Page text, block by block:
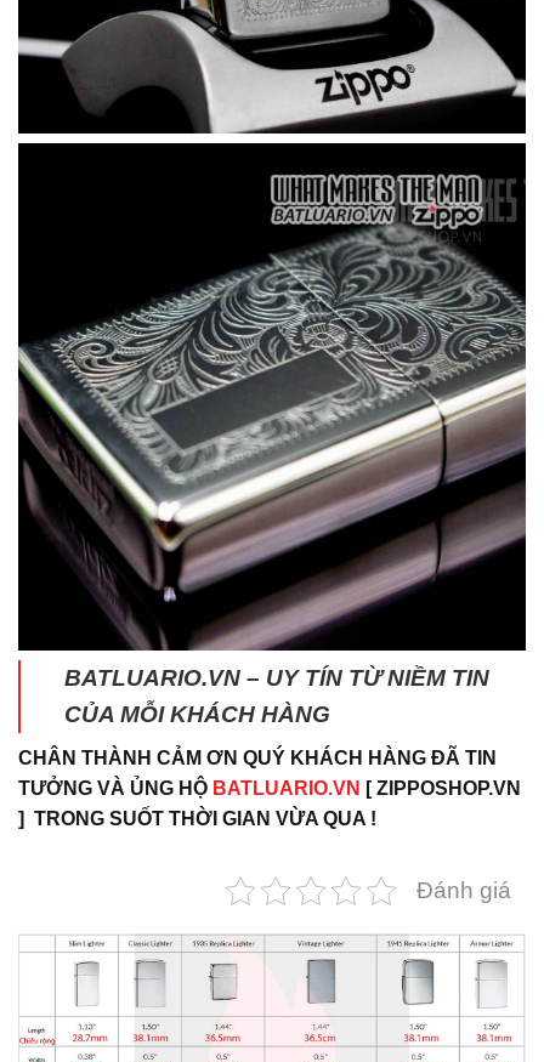
BATLUARIO.VN – UY TÍN TỪ NIỀM TIN
CỦA MỖI KHÁCH HÀNG
CHÂN THÀNH CẢM ƠN QUÝ KHÁCH HÀNG ĐÃ TIN
TƯỞNG VÀ ỦNG HỘ BATLUARIO.VN [ ZIPPOSHOP.VN
] TRONG SUỐT THỜI GIAN VỪA QUA !
Đánh giá